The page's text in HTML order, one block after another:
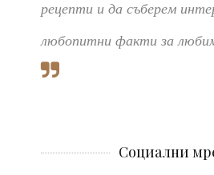
рецепти и да съберем
любопитни факти за
Социални